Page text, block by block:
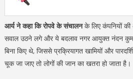
आर्य ने कहा कि रोपवे के संचालनके लिए कंपनियों की
सवाल उठने लगे और ये बदलाव नगर आयुक्त नंदन
बिना किए थे, जिससे प्रक्रियागत खामियों और
चूक जा जाए तो लोगों की जान का खतरा हो जाता है।